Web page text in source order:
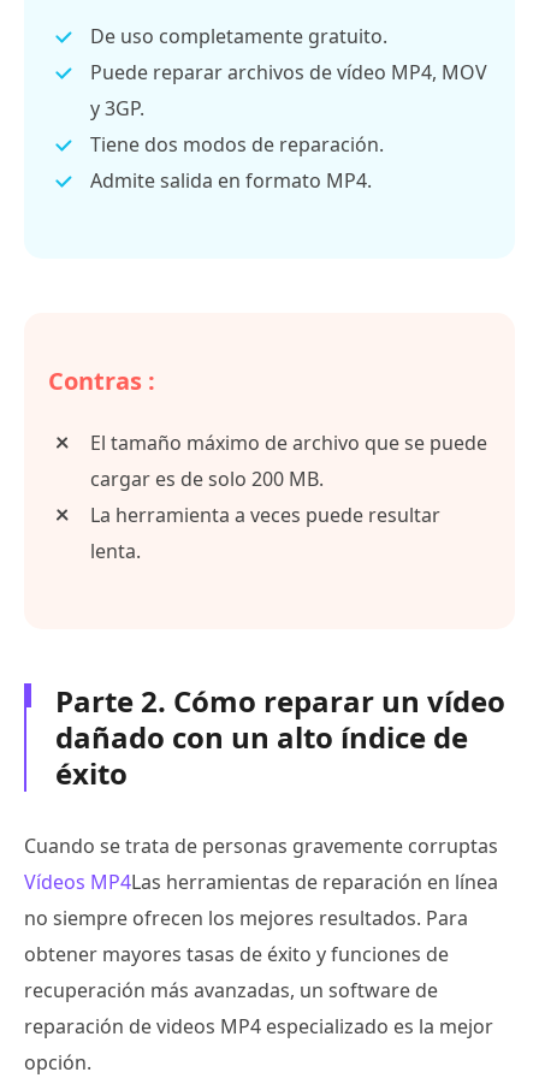
De uso completamente gratuito.
Puede reparar archivos de vídeo MP4, MOV
y 3GP.
Tiene dos modos de reparación.
Admite salida en formato MP4.
Contras :
El tamaño máximo de archivo que se puede
cargar es de solo 200 MB.
La herramienta a veces puede resultar
lenta.
Parte 2. Cómo reparar un vídeo
dañado con un alto índice de
éxito
Cuando se trata de personas gravemente corruptas
Vídeos MP4Las herramientas de reparación en línea
no siempre ofrecen los mejores resultados. Para
obtener mayores tasas de éxito y funciones de
recuperación más avanzadas, un software de
reparación de videos MP4 especializado es la mejor
opción.